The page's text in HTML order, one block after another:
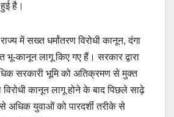
हुई है।
में सख्त धर्मांतरण विरोधी कानून, दंगा
भू-कानून लागू किए गए हैं। सरकार द्वारा
सरकारी भूमि को अतिक्रमण से मुक्त
कानून लागू होने के बाद पिछले साढ़े
से अधिक युवाओं को पारदर्शी तरीके से